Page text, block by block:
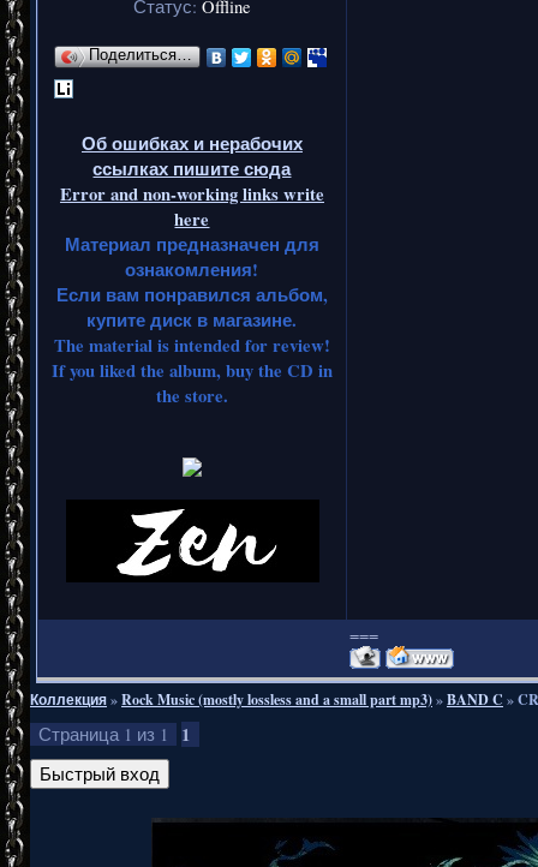
Статус: Offline
Поделиться…
Об ошибках и нерабочих
ссылках пишите сюда
Error and non-working links write
here
Материал предназначен для
ознакомления!
Если вам понравился альбом,
купите диск в магазине.
The material is intended for review!
If you liked the album, buy the CD in
the store.
===
Коллекция»Rock Music (mostly lossless and a small part mp3)»BAND C »
Страница 1 из 1 1